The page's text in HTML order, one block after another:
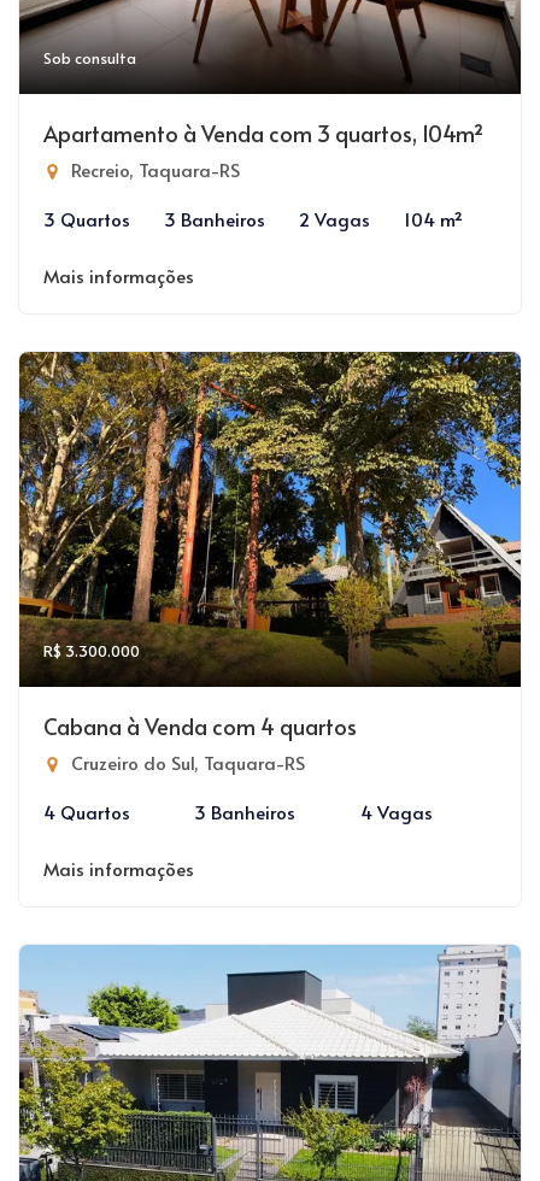
Sob consulta
Apartamento à Venda com 3 quartos, 104m²
Recreio, Taquara-RS
3 Quartos
3 Banheiros 2 Vagas 104 m²
Mais informações
R$ 3.300.000
Cabana à Venda com 4 quartos
Cruzeiro do Sul, Taquara-RS
4 Quartos
3 Banheiros 4 Vagas
Mais informações